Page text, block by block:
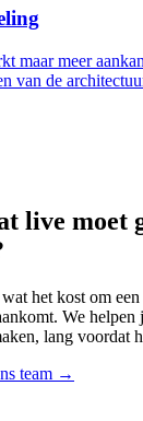
maar meer
van de
live moet
het kost om
We helpen
lang voordat
team →